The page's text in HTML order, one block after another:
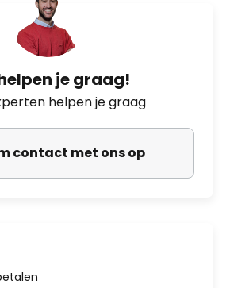
je graag!
helpen je graag
contact met ons op